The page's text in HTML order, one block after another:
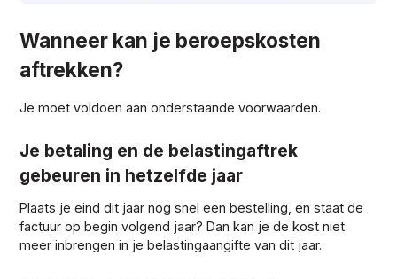
Wanneer kan je beroepskosten
aftrekken?
Je moet voldoen aan onderstaande voorwaarden.
Je betaling en de belastingaftrek
gebeuren in hetzelfde jaar
Plaats je eind dit jaar nog snel een bestelling, en staat de
factuur op begin volgend jaar? Dan kan je de kost niet
meer inbrengen in je belastingaangifte van dit jaar.